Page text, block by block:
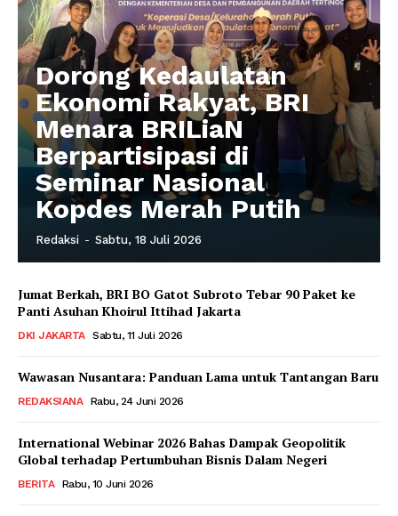
Dorong Kedaulatan
Ekonomi Rakyat, BRI
Menara BRILiaN
Berpartisipasi di
Seminar Nasional
Kopdes Merah Putih
Redaksi - Sabtu, 18 Juli 2026
Jumat Berkah, BRI BO Gatot Subroto Tebar 90 Paket ke
Panti Asuhan Khoirul Ittihad Jakarta
DKI JAKARTA Sabtu, 11 Juli 2026
Wawasan Nusantara: Panduan Lama untuk Tantangan Baru
REDAKSIANA Rabu, 24 Juni 2026
International Webinar 2026 Bahas Dampak Geopolitik
Global terhadap Pertumbuhan Bisnis Dalam Negeri
BERITA Rabu, 10 Juni 2026